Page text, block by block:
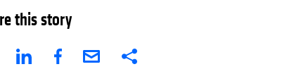
this story